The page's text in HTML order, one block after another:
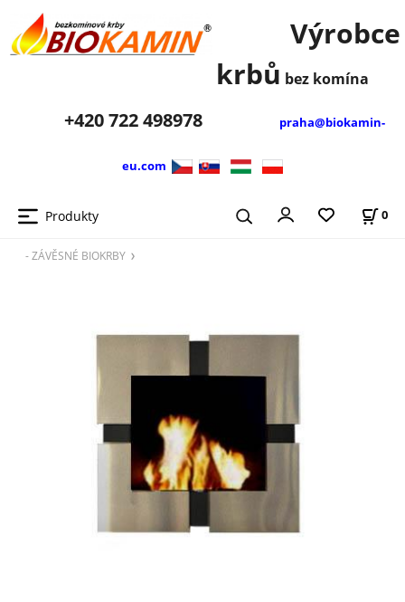
Výrobce
krbů bez komína
+420722 498978 praha@biokamin-
eu.com
Produkty 0
- ZÁVĚSNÉ BIOKRBY